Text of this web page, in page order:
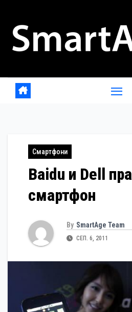
content
Смартфони
Baidu и Dell
смартфон
By SmartAge Team
СЕП. 6, 2011